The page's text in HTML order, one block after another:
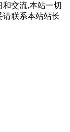
交流,本站一切
请联系本站站长